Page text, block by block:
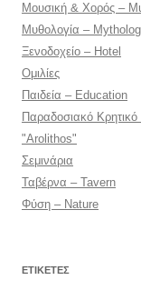
Μουσική & Χορός –
Μυθολογία –
Ξενοδοχείο – Hotel
Ομιλίες
Παιδεία – Education
Παραδοσιακό
"Arolithos"
Σεμινάρια
Ταβέρνα – Tavern
Φύση – Nature
ΕΤΙΚΈΤΕΣ